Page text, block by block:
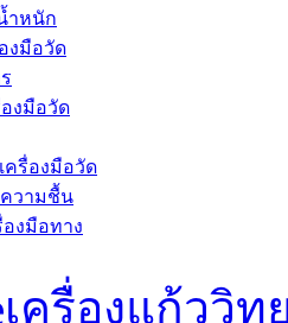
ำหนัก
งมือวัด
องมือวัด
เครื่องมือวัด
วามชื้น
องมือทาง
เครื่องแก้ววิท